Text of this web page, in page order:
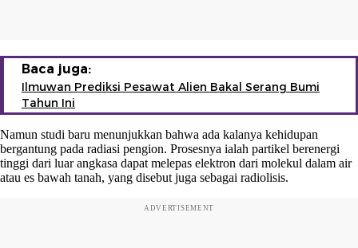
Baca juga:
Ilmuwan Prediksi Pesawat Alien Bakal Serang Bumi
Tahun Ini
Namun studi baru menunjukkan bahwa ada kalanya kehidupan
bergantung pada radiasi pengion. Prosesnya ialah partikel berenergi
tinggi dari luar angkasa dapat melepas elektron dari molekul dalam air
atau es bawah tanah, yang disebut juga sebagai radiolisis.
ADVERTISEMENT